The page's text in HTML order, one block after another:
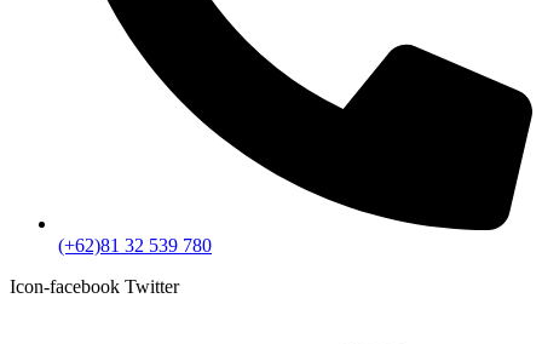
(+62)81 32 539 780
Icon-facebook Twitter